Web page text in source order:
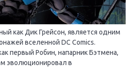
как Дик Грейсон, является одним
вселенной DC Comics.
первый Робин, напарник Бэтмена,
эволюционировал в